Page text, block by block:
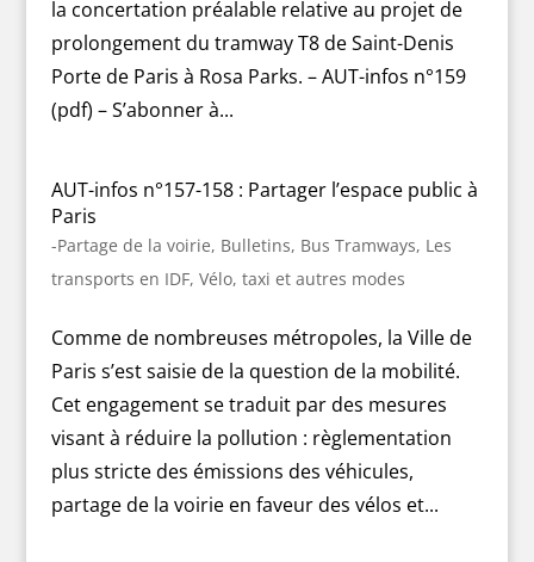
la concertation préalable relative au projet de
prolongement du tramway T8 de Saint-Denis
Porte de Paris à Rosa Parks. – AUT-infos n°159
(pdf) – S’abonner à...
AUT-infos n°157-158 : Partager l’espace public à
Paris
-Partage de la voirie, Bulletins, Bus Tramways, Les
transports en IDF, Vélo, taxi et autres modes
Comme de nombreuses métropoles, la Ville de
Paris s’est saisie de la question de la mobilité.
Cet engagement se traduit par des mesures
visant à réduire la pollution : règlementation
plus stricte des émissions des véhicules,
partage de la voirie en faveur des vélos et...